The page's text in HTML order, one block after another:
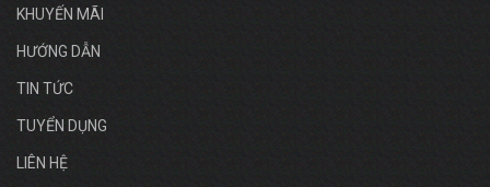
KHUYẾN MÃI
HƯỚNG DẪN
TIN TỨC
TUYỂN DỤNG
LIÊN HỆ